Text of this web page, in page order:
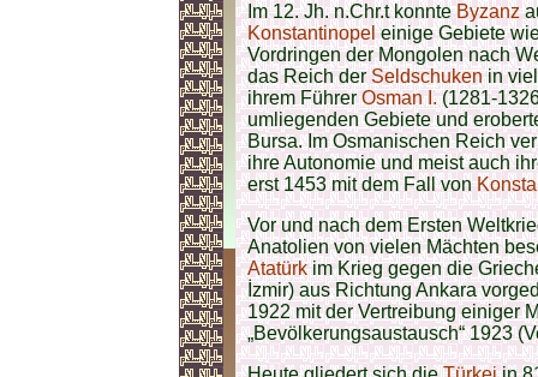
Im 12. Jh. n.Chr.t konnteByzanz
Konstantinopeleinige Gebiete
Vordringen der Mongolen nach
das Reich derSeldschukenin
ihrem FührerOsman I.(1281-
umliegenden Gebiete und
Bursa. Im Osmanischen Reich
ihre Autonomie und meist auch
erst 1453 mit dem Fall von
Vor und nach dem Ersten
Anatolien von vielen Mächten
Atatürkim Krieg gegen die
İzmir) aus Richtung Ankara
1922 mit der Vertreibung einiger
„Bevölkerungsaustausch“ 1923